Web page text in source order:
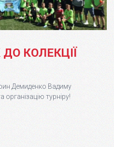
КОЛЕКЦІЇ
Демиденко Вадиму
організацію турніру!